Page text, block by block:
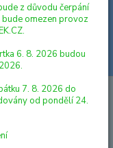
Menu
Hledat
pro koňskou show
pro
z důvodu čerpání
omezen provoz
6. 8. 2026 budou
7. 8. 2026 do
od pondělí 24.